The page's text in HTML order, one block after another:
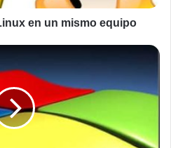
en un mismo equipo